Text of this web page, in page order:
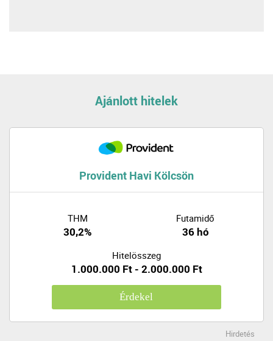
Ajánlott hitelek
Provident Havi Kölcsön
THM
30,2%
Futamidő
36 hó
Hitelösszeg
1.000.000 Ft - 2.000.000 Ft
Érdekel
Hirdetés